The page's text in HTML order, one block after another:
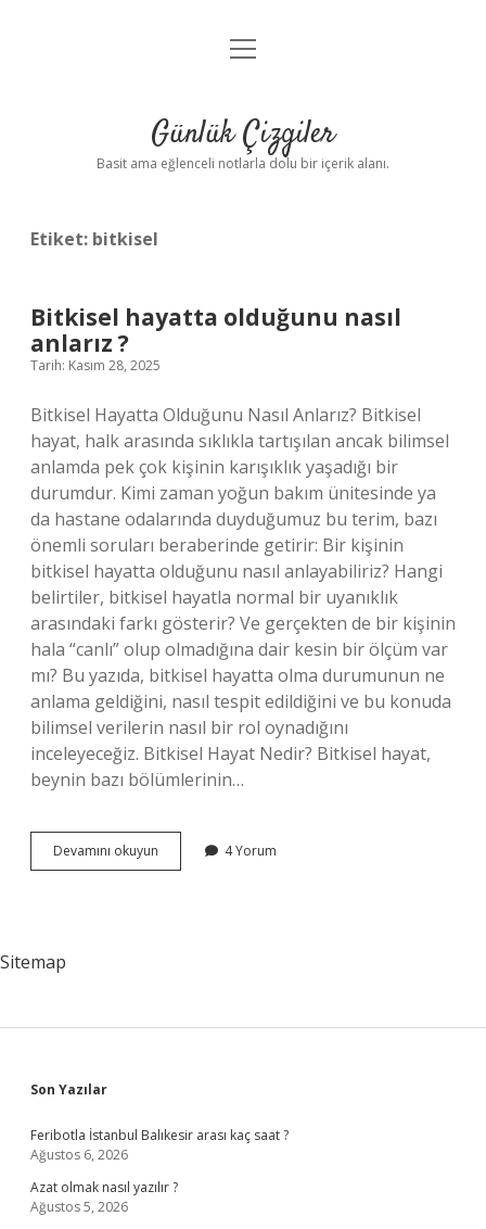
Anasayfa
Yasal Uyarı
menüyü
Günlük Çizgiler
Basit ama eğlenceli notlarla dolu bir içerik alanı.
Etiket: bitkisel
Bitkisel hayatta olduğunu nasıl
anlarız ?
Tarih: Kasım 28, 2025
Bitkisel Hayatta Olduğunu Nasıl Anlarız? Bitkisel
hayat, halk arasında sıklıkla tartışılan ancak bilimsel
anlamda pek çok kişinin karışıklık yaşadığı bir
durumdur. Kimi zaman yoğun bakım ünitesinde ya
da hastane odalarında duyduğumuz bu terim, bazı
önemli soruları beraberinde getirir: Bir kişinin
bitkisel hayatta olduğunu nasıl anlayabiliriz? Hangi
belirtiler, bitkisel hayatla normal bir uyanıklık
arasındaki farkı gösterir? Ve gerçekten de bir kişinin
hala “canlı” olup olmadığına dair kesin bir ölçüm var
mı? Bu yazıda, bitkisel hayatta olma durumunun ne
anlama geldiğini, nasıl tespit edildiğini ve bu konuda
bilimsel verilerin nasıl bir rol oynadığını
inceleyeceğiz. Bitkisel Hayat Nedir? Bitkisel hayat,
beynin bazı bölümlerinin…
Devamını okuyun
hayatta
4 Yorum
Sitemap
Sidebar
Son Yazılar
Feribotla İstanbul Balıkesir arası kaç saat ?
Ağustos 6, 2026
Azat olmak nasıl yazılır ?
Ağustos 5, 2026